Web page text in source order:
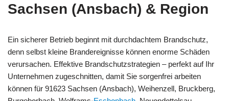
Sachsen (Ansbach) & Region
Ein sicherer Betrieb beginnt mit durchdachtem Brandschutz,
denn selbst kleine Brandereignisse können enorme Schäden
verursachen. Effektive Brandschutzstrategien – perfekt auf Ihr
Unternehmen zugeschnitten, damit Sie sorgenfrei arbeiten
können für 91623 Sachsen (Ansbach), Weihenzell, Bruckberg,